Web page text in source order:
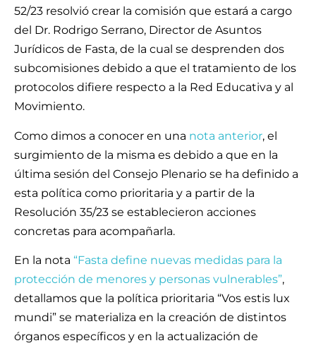
52/23 resolvió crear la comisión que estará a cargo
del Dr. Rodrigo Serrano, Director de Asuntos
Jurídicos de Fasta, de la cual se desprenden dos
subcomisiones debido a que el tratamiento de los
protocolos difiere respecto a la Red Educativa y al
Movimiento.
Como dimos a conocer en una nota anterior, el
surgimiento de la misma es debido a que en la
última sesión del Consejo Plenario se ha definido a
esta política como prioritaria y a partir de la
Resolución 35/23 se establecieron acciones
concretas para acompañarla.
En la nota “Fasta define nuevas medidas para la
protección de menores y personas vulnerables”,
detallamos que la política prioritaria “Vos estis lux
mundi” se materializa en la creación de distintos
órganos específicos y en la actualización de